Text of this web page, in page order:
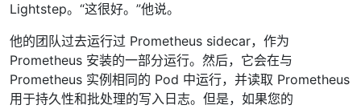
Lightstep。“这很好。”他说。
他的团队过去运行过 Prometheus sidecar，作为
Prometheus 安装的一部分运行。然后，它会在与
Prometheus 实例相同的 Pod 中运行，并读取 Prometheus
用于持久性和批处理的写入日志。但是，如果您的